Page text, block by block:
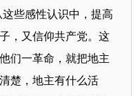
些感性认识中，提高
，又信仰共产党。这
们一革命，就把地主
楚，地主有什么活